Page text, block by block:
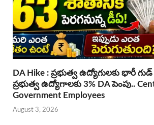
DA Hike : ప్రభుత్వ ఉద్యోగులకు భారీ గుడ్
ప్రభుత్వ ఉద్యోగాలకు 3% DA పెంపు..
Government Employees
August 3, 2026